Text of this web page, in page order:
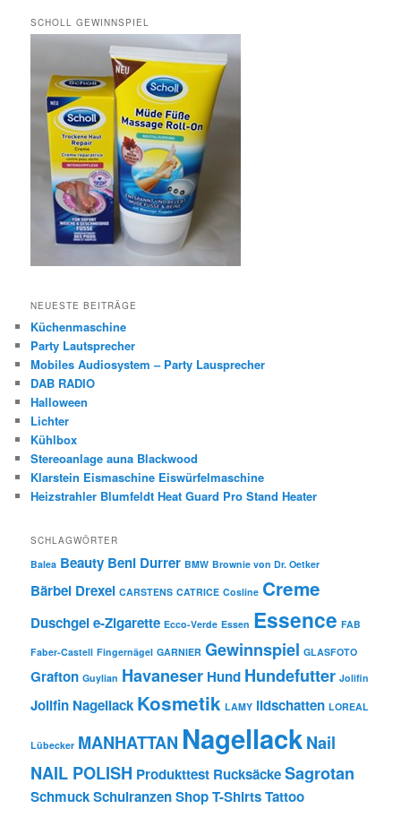
SCHOLL GEWINNSPIEL
NEUESTE BEITRÄGE
Küchenmaschine
Party Lautsprecher
Mobiles Audiosystem – Party Lausprecher
DAB RADIO
Halloween
Lichter
Kühlbox
Stereoanlage auna Blackwood
Klarstein Eismaschine Eiswürfelmaschine
Heizstrahler Blumfeldt Heat Guard Pro Stand Heater
SCHLAGWÖRTER
Balea Beauty Beni Durrer BMW Brownie von Dr. Oetker
Bärbel Drexel CARSTENS CATRICE Cosline Creme
Duschgele-Zigarette Ecco-Verde Essen Essence FAB
Faber-Castell Fingernägel GARNIER Gewinnspiel GLASFOTO
Grafton Guylian Havaneser Hund Hundefutter Jolifin
Jolifin Nagellack Kosmetik LAMY lidschatten LOREAL
Lübecker MANHATTAN NagellackNail
NAIL POLISH Produkttest RucksäckeSagrotan
SchmuckSchulranzenShopT-ShirtsTattoo